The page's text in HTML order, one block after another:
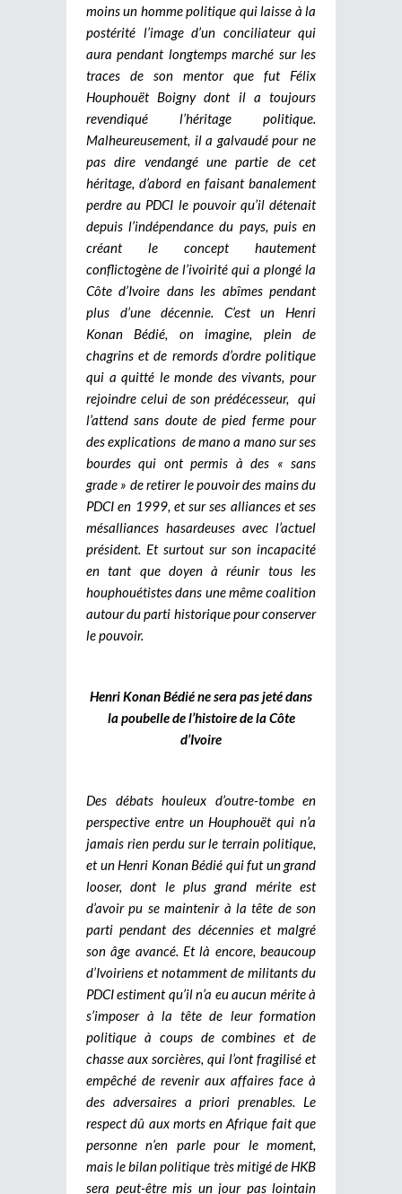
moins un homme politique qui laisse à la
postérité l’image d’un conciliateur qui
aura pendant longtemps marché sur les
traces de son mentor que fut Félix
Houphouët Boigny dont il a toujours
revendiqué l’héritage politique.
Malheureusement, il a galvaudé pour ne
pas dire vendangé une partie de cet
héritage, d’abord en faisant banalement
perdre au PDCI le pouvoir qu’il détenait
depuis l’indépendance du pays, puis en
créant le concept hautement
conflictogène de l’ivoirité qui a plongé la
Côte d’Ivoire dans les abîmes pendant
plus d’une décennie. C’est un Henri
Konan Bédié, on imagine, plein de
chagrins et de remords d’ordre politique
qui a quitté le monde des vivants, pour
rejoindre celui de son prédécesseur, qui
l’attend sans doute de pied ferme pour
des explications de mano a mano sur ses
bourdes qui ont permis à des « sans
grade » de retirer le pouvoir des mains du
PDCI en 1999, et sur ses alliances et ses
mésalliances hasardeuses avec l’actuel
président. Et surtout sur son incapacité
en tant que doyen à réunir tous les
houphouétistes dans une même coalition
autour du parti historique pour conserver
le pouvoir.
Henri Konan Bédié ne sera pas jeté dans
la poubelle de l’histoire de la Côte
d’Ivoire
Des débats houleux d’outre-tombe en
perspective entre un Houphouët qui n’a
jamais rien perdu sur le terrain politique,
et un Henri Konan Bédié qui fut un grand
looser, dont le plus grand mérite est
d’avoir pu se maintenir à la tête de son
parti pendant des décennies et malgré
son âge avancé. Et là encore, beaucoup
d’Ivoiriens et notamment de militants du
PDCI estiment qu’il n’a eu aucun mérite à
s’imposer à la tête de leur formation
politique à coups de combines et de
chasse aux sorcières, qui l’ont fragilisé et
empêché de revenir aux affaires face à
des adversaires a priori prenables. Le
respect dû aux morts en Afrique fait que
personne n’en parle pour le moment,
mais le bilan politique très mitigé de HKB
sera peut-être mis un jour pas lointain